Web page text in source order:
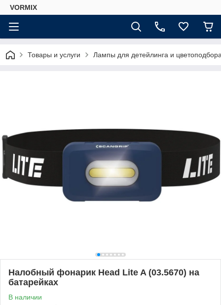
VORMIX
Товары и услуги Лампы для детейлинга и
Налобный фонарик Head Lite A (03.5670) на
батарейках
В наличии